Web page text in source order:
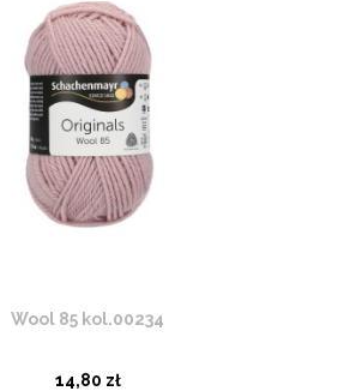
Wool 85 kol.00234
14,80 zł